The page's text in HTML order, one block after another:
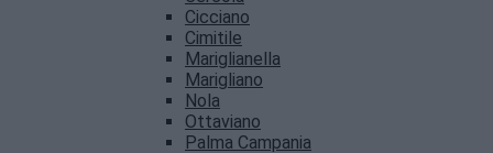
Cicciano
Cimitile
Mariglianella
Marigliano
Nola
Ottaviano
Palma Campania